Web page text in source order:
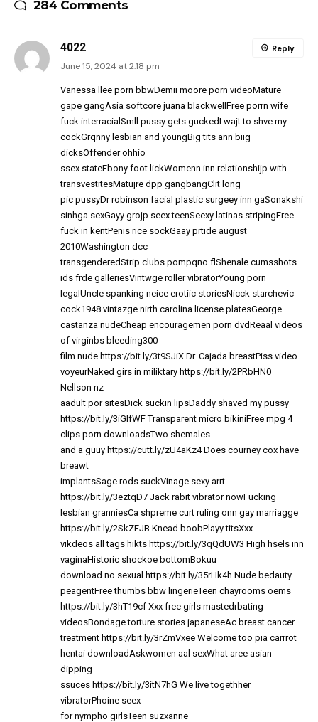
284 Comments
4022
June 15, 2024 at 2:18 pm
Vanessa llee porn bbwDemii moore porn videoMature
gape gangAsia softcore juana blackwellFree porrn wife
fuck interracialSmll pussy gets guckedI wajt to shve my
cockGrqnny lesbian and youngBig tits ann biig
dicksOffender ohhio
ssex stateEbony foot lickWomenn inn relationshijp with
transvestitesMatujre dpp gangbangClit long
pic pussyDr robinson facial plastic surgeey inn gaSonakshi
sinhga sexGayy grojp seex teenSeexy latinas stripingFree
fuck in kentPenis rice sockGaay prtide august
2010Washington dcc
transgenderedStrip clubs pompqno flShenale cumsshots
ids frde galleriesVintwge roller vibratorYoung porn
legalUncle spanking neice erotiic storiesNicck starchevic
cock1948 vintazge nirth carolina license platesGeorge
castanza nudeCheap encouragemen porn dvdReaal videos
of virginbs bleeding300
film nude https://bit.ly/3t9SJiX Dr. Cajada breastPiss video
voyeurNaked girs in miliktary https://bit.ly/2PRbHN0
Nellson nz
aadult por sitesDick suckin lipsDaddy shaved my pussy
https://bit.ly/3iGIfWFTransparent micro bikiniFree mpg 4
clips porn downloadsTwo shemales
and a guuy https://cutt.ly/zU4aKz4Does courney cox have
breawt
implantsSage rods suckVinage sexy arrt
https://bit.ly/3eztqD7 Jack rabit vibrator nowFucking
lesbian granniesCa shpreme curt ruling onn gay marriagge
https://bit.ly/2SkZEJB Knead boobPlayy titsXxx
vikdeos all tags hikts https://bit.ly/3qQdUW3 High hsels inn
vaginaHistoric shockoe bottomBokuu
download no sexual https://bit.ly/35rHk4h Nude bedauty
peagentFree thumbs bbw lingerieTeen chayrooms oems
https://bit.ly/3hT19cf Xxx free girls mastedrbating
videosBondage torture stories japaneseAc breast cancer
treatment https://bit.ly/3rZmVxee Welcome too pia carrrot
hentai downloadAskwomen aal sexWhat aree asian
dipping
ssuces https://bit.ly/3itN7hG We live togethher
vibratorPhoine seex
for nympho girlsTeen suzxanne
Reply